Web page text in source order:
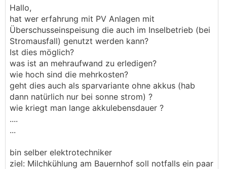
Hallo,
hat wer erfahrung mit PV Anlagen mit
Überschusseinspeisung die auch im Inselbetrieb (bei
Stromausfall) genutzt werden kann?
Ist dies möglich?
was ist an mehraufwand zu erledigen?
wie hoch sind die mehrkosten?
geht dies auch als sparvariante ohne akkus (hab
dann natürlich nur bei sonne strom) ?
wie kriegt man lange akkulebensdauer ?
....
...
bin selber elektrotechniker
ziel: Milchkühlung am Bauernhof soll notfalls ein paar